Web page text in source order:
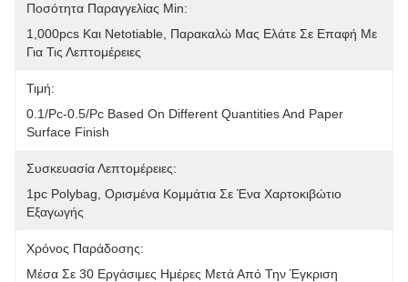
Ποσότητα Παραγγελίας Min:
1,000pcs Και Netotiable, Παρακαλώ Μας Ελάτε Σε Επαφή Με
Για Τις Λεπτομέρειες
Τιμή:
0.1/pc-0.5/pc Based On Different Quantities And Paper
Surface Finish
Συσκευασία Λεπτομέρειες:
1pc Polybag, Ορισμένα Κομμάτια Σε Ένα Χαρτοκιβώτιο
Εξαγωγής
Χρόνος Παράδοσης:
Μέσα Σε 30 Εργάσιμες Ημέρες Μετά Από Την Έγκριση